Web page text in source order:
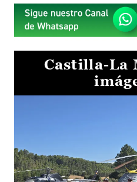
Castilla-La